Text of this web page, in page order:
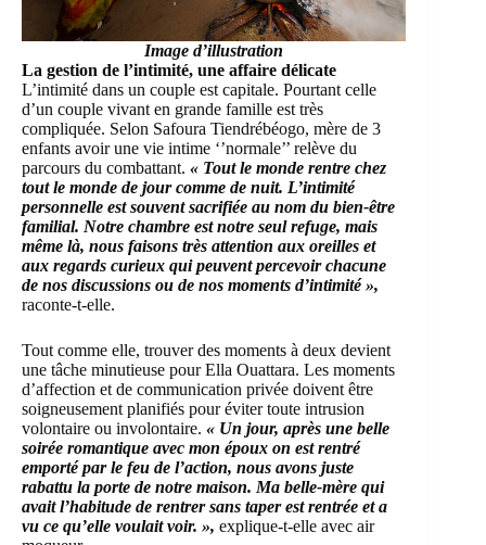
Image d’illustration
La gestion de l’intimité, une affaire délicate
L’intimité dans un couple est capitale. Pourtant celle
d’un couple vivant en grande famille est très
compliquée. Selon Safoura Tiendrébéogo, mère de 3
enfants avoir une vie intime ‘’normale’’ relève du
parcours du combattant. « Tout le monde rentre chez
tout le monde de jour comme de nuit. L’intimité
personnelle est souvent sacrifiée au nom du bien-être
familial. Notre chambre est notre seul refuge, mais
même là, nous faisons très attention aux oreilles et
aux regards curieux qui peuvent percevoir chacune
de nos discussions ou de nos moments d’intimité »,
raconte-t-elle.
Tout comme elle, trouver des moments à deux devient
une tâche minutieuse pour Ella Ouattara. Les moments
d’affection et de communication privée doivent être
soigneusement planifiés pour éviter toute intrusion
volontaire ou involontaire. « Un jour, après une belle
soirée romantique avec mon époux on est rentré
emporté par le feu de l’action, nous avons juste
rabattu la porte de notre maison. Ma belle-mère qui
avait l’habitude de rentrer sans taper est rentrée et a
vu ce qu’elle voulait voir. », explique-t-elle avec air